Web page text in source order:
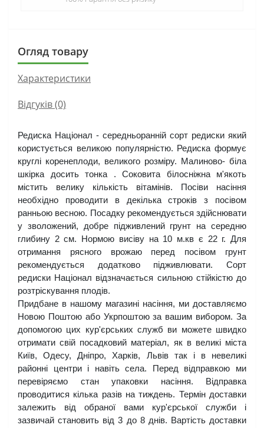
Огляд товару
Характеристики
Відгуків (0)
Редиска Націонал - середньоранній сорт редиски який
користується великою популярністю. Редиска формує
круглі коренеплоди, великого розміру. Малиново- біла
шкірка досить тонка . Соковита білосніжна м'якоть
містить велику кількість вітамінів. Посіви насіння
необхідно проводити в декілька строків з посівом
ранньою весною. Посадку рекомендується здійснювати
у зволожений, добре підживлений грунт на середню
глибину 2 см. Нормою висіву на 10 м.кв є 22 г. Для
отримання рясного врожаю перед посівом грунт
рекомендується додатково підживлювати. Сорт
редиски Націонал відзначається сильною стійкістю до
розтріскування плодів.
Придбане в нашому магазині насіння, ми доставляємо
Новою Поштою або Укрпоштою за вашим вибором. За
допомогою цих кур'єрських служб ви можете швидко
отримати свій посадковий матеріал, як в великі міста
Київ, Одесу, Дніпро, Харків, Львів так і в невеликі
районні центри і навіть села. Перед відправкою ми
перевіряємо стан упаковки насіння. Відправка
проводитися кілька разів на тиждень. Термін доставки
залежить від обраної вами кур'єрської служби і
зазвичай становить від 3 до 8 днів. Вартість доставки